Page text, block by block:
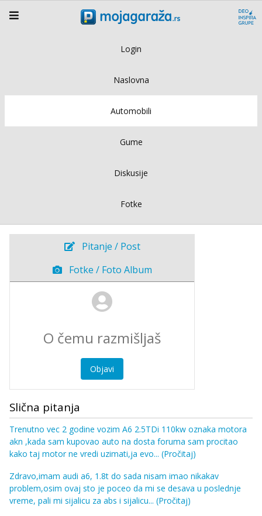
Login
Naslovna
Automobili
Gume
Diskusije
Fotke
Pitanje / Post
Fotke / Foto Album
Objavi
Slična pitanja
Trenutno vec 2 godine vozim A6 2.5TDi 110kw oznaka motora
akn ,kada sam kupovao auto na dosta foruma sam procitao
kako taj motor ne vredi uzimati,ja evo... (Pročitaj)
Zdravo,imam audi a6, 1.8t do sada nisam imao nikakav
problem,osim ovaj sto je poceo da mi se desava u poslednje
vreme, pali mi sijalicu za abs i sijalicu... (Pročitaj)